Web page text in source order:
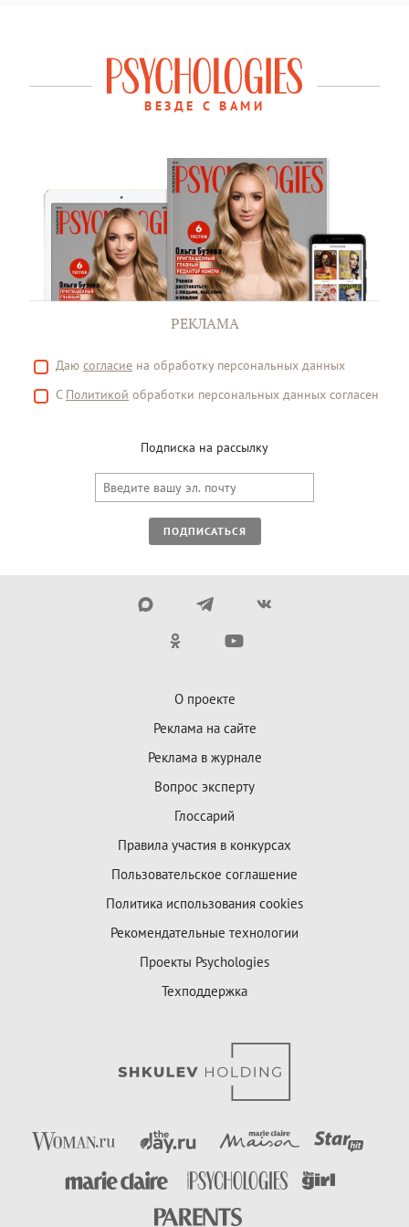
ВЕЗДЕ С ВАМИ
РЕКЛАМА
Даю согласие на обработку персональных данных
С Политикой обработки персональных данных согласен
Подписка на рассылку
ПОДПИСАТЬСЯ
О проекте
Реклама на сайте
Реклама в журнале
Вопрос эксперту
Глоссарий
Правила участия в конкурсах
Пользовательское соглашение
Политика использования cookies
Рекомендательные технологии
Проекты Psychologies
Техподдержка